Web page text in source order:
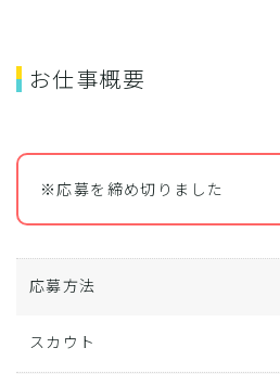
お仕事概要
※応募を締め切りました
応募方法
スカウト